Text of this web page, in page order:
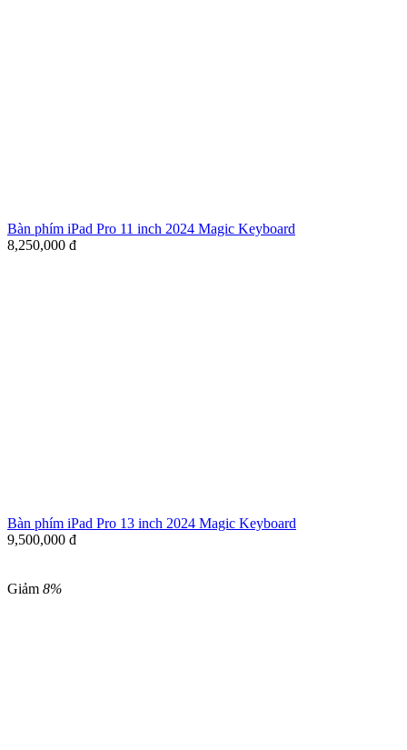
Bàn phím iPad Pro 11 inch 2024 Magic Keyboard
8,250,000 đ
Bàn phím iPad Pro 13 inch 2024 Magic Keyboard
9,500,000 đ
Giảm 8%